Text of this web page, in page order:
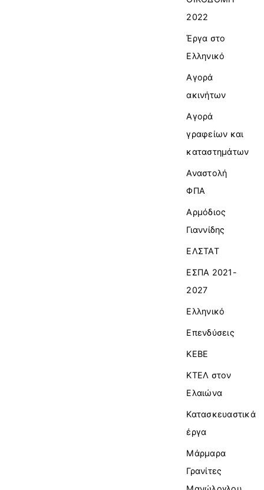
2022
Έργα στο
Ελληνικό
Αγορά
ακινήτων
Αγορά
γραφείων και
καταστημάτων
Αναστολή
ΦΠΑ
Αρμόδιος
Γιαννίδης
ΕΛΣΤΑΤ
ΕΣΠΑ 2021-
2027
Ελληνικό
Επενδύσεις
ΚΕΒΕ
ΚΤΕΛ στον
Ελαιώνα
Κατασκευαστικά
έργα
Μάρμαρα
Γρανίτες